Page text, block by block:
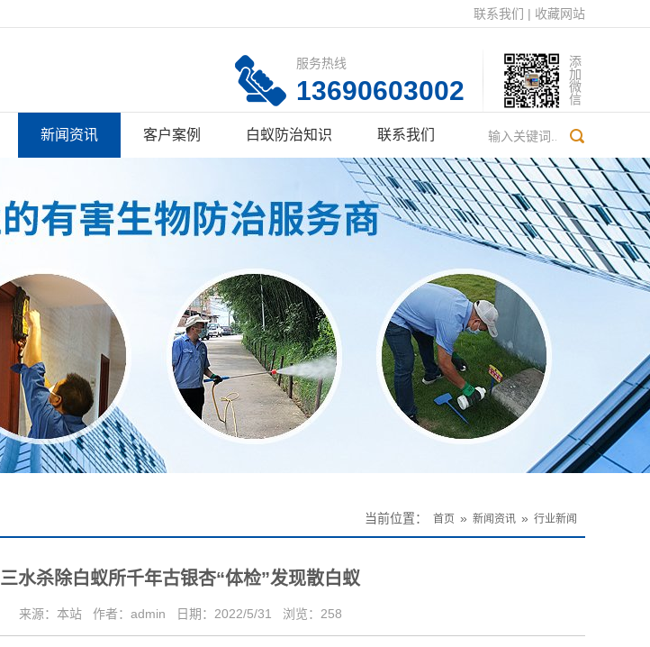
联系我们 | 收藏网站
添加微信
服务热线
13690603002
新闻资讯 客户案例 白蚁防治知识 联系我们
当前位置： 首页 » 新闻资讯 » 行业新闻
三水杀除白蚁所千年古银杏“体检”发现散白蚁
来源：本站 作者：admin 日期：2022/5/31 浏览： 258